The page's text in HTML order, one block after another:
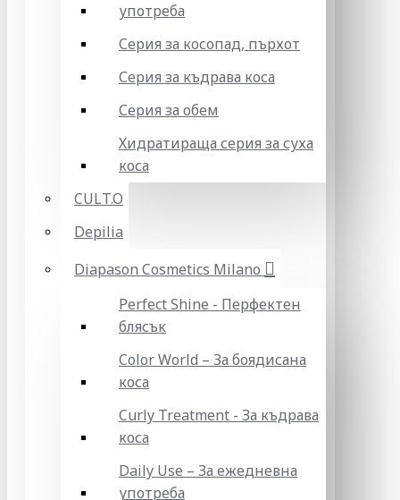
употреба
Серия за косопад, пърхот
Серия за къдрава коса
Серия за обем
Хидратираща серия за суха
коса
CULT.O
Depilia
Diapason Cosmetics Milano
Perfect Shine - Перфектен
блясък
Color World – За боядисана
коса
Curly Treatment - За къдрава
коса
Daily Use – За ежедневна
употреба